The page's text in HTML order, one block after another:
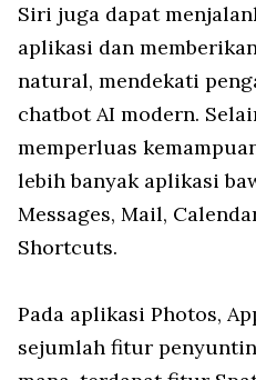
Siri juga dapat
aplikasi dan
natural, mendekati
chatbot AI modern.
memperluas
lebih banyak aplikasi
Messages, Mail,
Shortcuts.
Pada aplikasi Photos,
sejumlah fitur